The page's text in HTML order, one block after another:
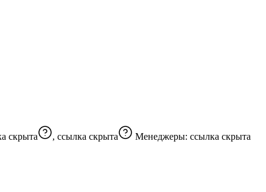
скрыта , ссылка скрыта Менеджеры: ссылка скрыта